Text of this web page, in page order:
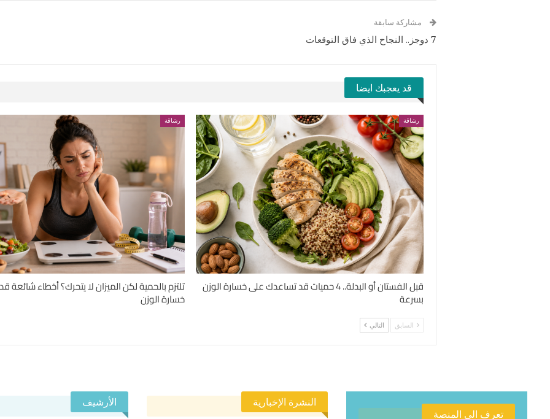
مشاركة سابقة
7 دوجز.. النجاح الذي فاق التوقعات
قد يعجبك ايضا
رشاقة
قبل الفستان أو البدلة.. 4 حميات قد تساعدك على خسارة الوزن
بسرعة
رشاقة
تلتزم بالحمية لكن الميزان لا يتحرك؟ أخطاء
خسارة الوزن
السابق التالي
تعرف الى المنصة
النشرة الإخبارية الأرشيف